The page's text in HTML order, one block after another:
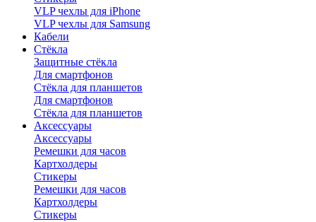
VLP чехлы для iPhone
VLP чехлы для Samsung
Кабели
Стёкла
Защитные стёкла
Для смартфонов
Стёкла для планшетов
Для смартфонов
Стёкла для планшетов
Аксессуары
Аксессуары
Ремешки для часов
Картхолдеры
Стикеры
Ремешки для часов
Картхолдеры
Стикеры